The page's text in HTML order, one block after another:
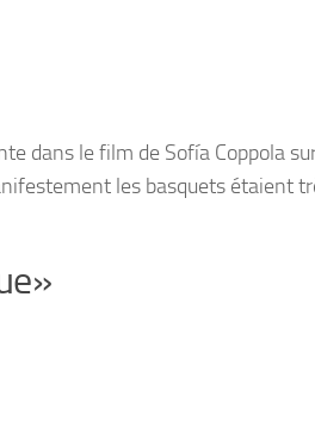
dans le film de Sofía Coppola
les basquets étaient